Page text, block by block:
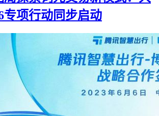
专项行动同步启动